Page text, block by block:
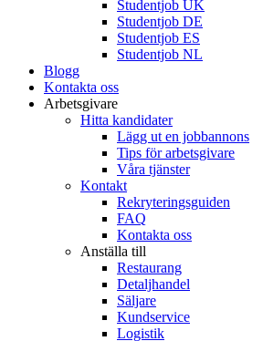
Studentjob UK
Studentjob DE
Studentjob ES
Studentjob NL
Blogg
Kontakta oss
Arbetsgivare
Hitta kandidater
Lägg ut en jobbannons
Tips för arbetsgivare
Våra tjänster
Kontakt
Rekryteringsguiden
FAQ
Kontakta oss
Anställa till
Restaurang
Detaljhandel
Säljare
Kundservice
Logistik